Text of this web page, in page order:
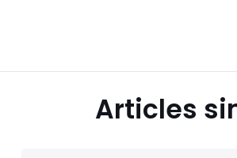
Articles